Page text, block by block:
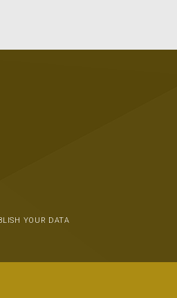
YOUR DATA